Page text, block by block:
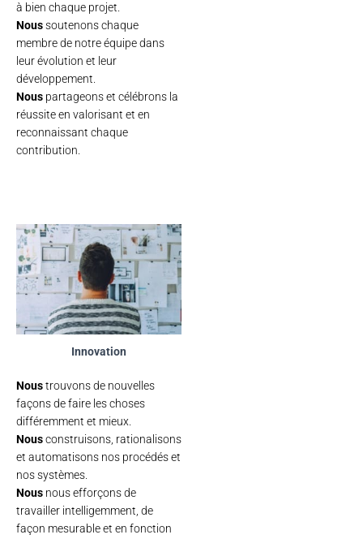
à bien chaque projet.
Noussoutenons chaque
membre de notre équipe dans
leur évolution et leur
développement.
Nous partageons et célébrons la
réussite en valorisant et en
reconnaissant chaque
contribution.
Innovation
Noustrouvons de nouvelles
façons de faire les choses
différemment et mieux.
Nousconstruisons, rationalisons
et automatisons nos procédés et
nos systèmes.
Nous nous efforçons de
travailler intelligemment, de
façon mesurable et en fonction